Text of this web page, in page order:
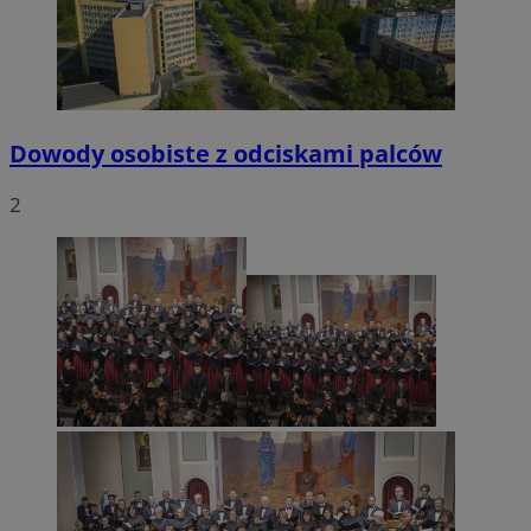
Dowody osobiste z odciskami palców
2
CookieScriptConsent
CookieScript
mojetychy.pl
4 tygodnie 2